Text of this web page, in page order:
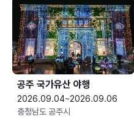
공주 국가유산 야행
2026.09.04~2026.09.06
충청남도 공주시